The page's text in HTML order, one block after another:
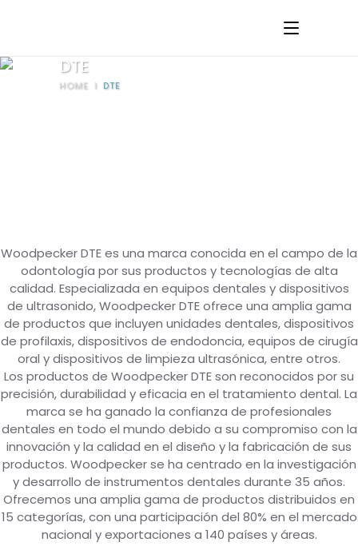
DTE
HOME I DTE
Woodpecker DTE es una marca conocida en el campo de la
odontología por sus productos y tecnologías de alta
calidad. Especializada en equipos dentales y dispositivos
de ultrasonido, Woodpecker DTE ofrece una amplia gama
de productos que incluyen unidades dentales, dispositivos
de profilaxis, dispositivos de endodoncia, equipos de cirugía
oral y dispositivos de limpieza ultrasónica, entre otros.
Los productos de Woodpecker DTE son reconocidos por su
precisión, durabilidad y eficacia en el tratamiento dental. La
marca se ha ganado la confianza de profesionales
dentales en todo el mundo debido a su compromiso con la
innovación y la calidad en el diseño y la fabricación de sus
productos. Woodpecker se ha centrado en la investigación
y desarrollo de instrumentos dentales durante 35 años.
Ofrecemos una amplia gama de productos distribuidos en
15 categorías, con una participación del 80% en el mercado
nacional y exportaciones a 140 países y áreas.